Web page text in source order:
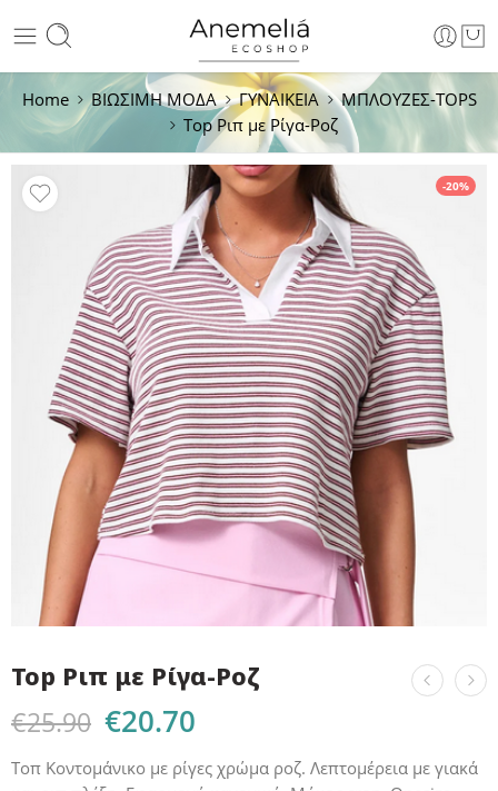
Home ΒΙΩΣΙΜΗ ΜΟΔΑ ΓΥΝΑΙΚΕΙΑ
ΜΠΛΟΥΖΕΣ-ΤΟPS
Top Ριπ με Ρίγα-Ροζ
-20%
Top Ριπ με Ρίγα-Ροζ
€25.90 €20.70
Τοπ Κοντομάνικο με ρίγες χρώμα ροζ. Λεπτομέρεια με γιακά